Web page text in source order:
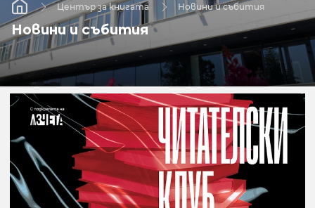
Център за книгата Новини и събития
Новини и събития